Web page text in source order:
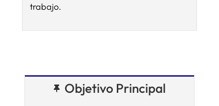
trabajo.
Objetivo Principal